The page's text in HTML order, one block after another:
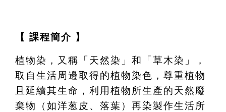
【 課程簡介 】
植物染，又稱「天然染」和「草木染」，
取自生活周邊取得的植物染色，尊重植物
且延續其生命，利用植物所生產的天然廢
棄物（如洋葱皮、落葉）再染製作生活所